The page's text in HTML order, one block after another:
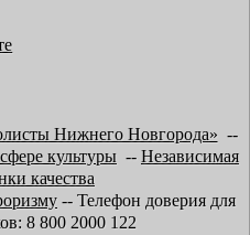
Нижнего Новгорода» --
культуры -- Независимая
качества
-- Телефон доверия для
8 800 2000 122